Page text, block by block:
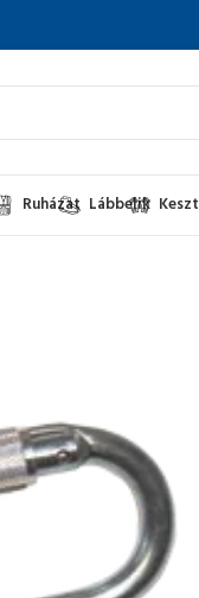
Ruházat Lábbelik